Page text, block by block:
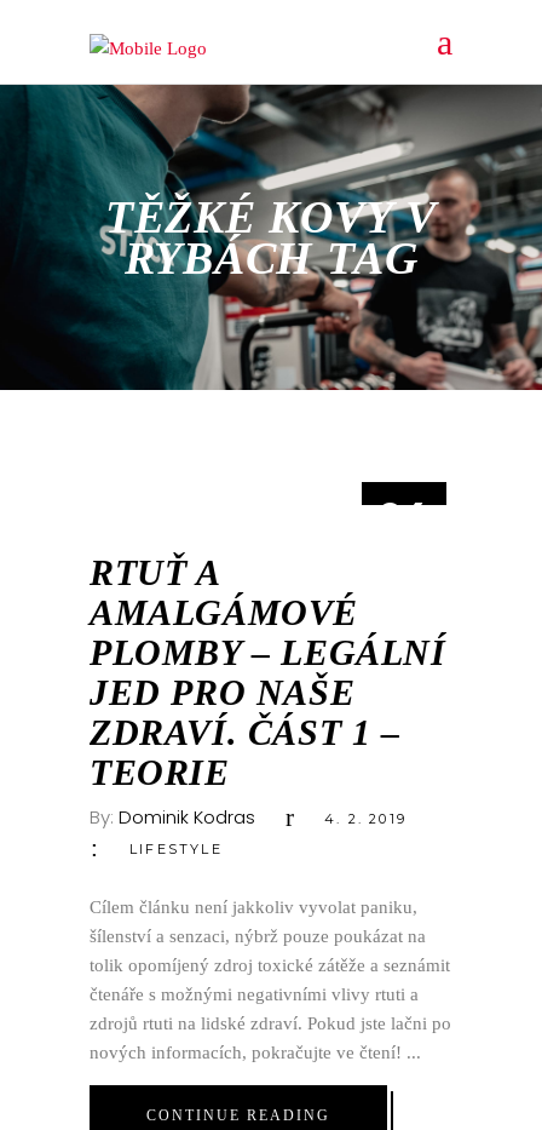
TĚŽKÉ KOVY V
RYBÁCH TAG
04
RTUŤ A
AMALGÁMOVÉ
PLOMBY – LEGÁLNÍ
JED PRO NAŠE
ZDRAVÍ. ČÁST 1 –
TEORIE
By: Dominik Kodras
4. 2. 2019
LIFESTYLE
Cílem článku není jakkoliv vyvolat paniku,
šílenství a senzaci, nýbrž pouze poukázat na
tolik opomíjený zdroj toxické zátěže a seznámit
čtenáře s možnými negativními vlivy rtuti a
zdrojů rtuti na lidské zdraví. Pokud jste lačni po
nových informacích, pokračujte ve čtení!
CONTINUE READING